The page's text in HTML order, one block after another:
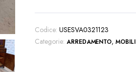
Codice: USESVA0321123
Categorie: ARREDAMENTO,MOBILI